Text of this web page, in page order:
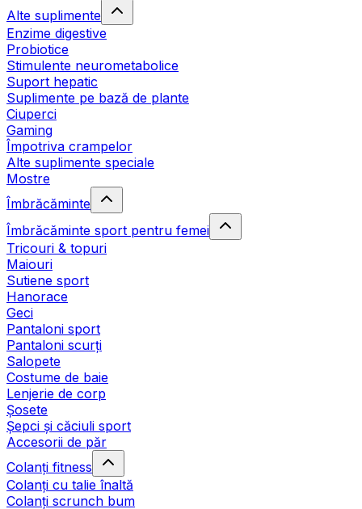
Alte suplimente
Enzime digestive
Probiotice
Stimulente neurometabolice
Suport hepatic
Suplimente pe bază de plante
Ciuperci
Gaming
Împotriva crampelor
Alte suplimente speciale
Mostre
Îmbrăcăminte
Îmbrăcăminte sport pentru femei
Tricouri & topuri
Maiouri
Sutiene sport
Hanorace
Geci
Pantaloni sport
Pantaloni scurți
Salopete
Costume de baie
Lenjerie de corp
Șosete
Șepci și căciuli sport
Accesorii de păr
Colanți fitness
Colanți cu talie înaltă
Colanți scrunch bum